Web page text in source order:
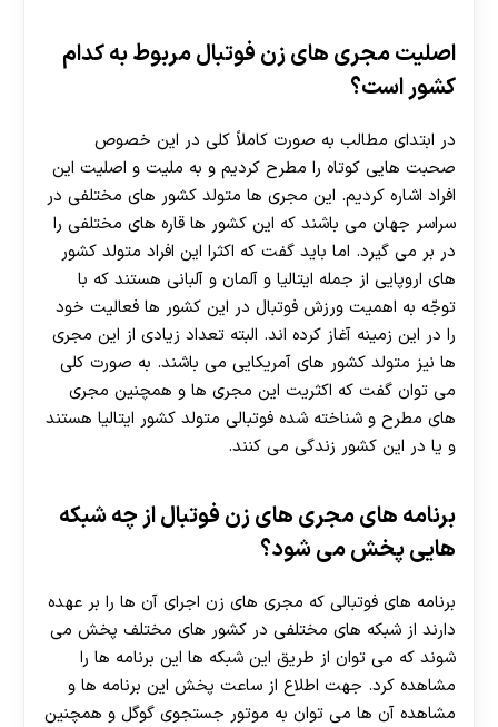
اصلیت مجری های زن فوتبال مربوط به کدام
کشور است؟
در ابتدای مطالب به صورت کاملاً کلی در این خصوص
صحبت هایی کوتاه را مطرح کردیم و به ملیت و اصلیت این
افراد اشاره کردیم. این مجری ها متولد کشور های مختلفی در
سراسر جهان می باشند که این کشور ها قاره های مختلفی را
در بر می گیرد. اما باید گفت که اکثرا این افراد متولد کشور
های اروپایی از جمله ایتالیا و آلمان و آلبانی هستند که با
توجّه به اهمیت ورزش فوتبال در این کشور ها فعالیت خود
را در این زمینه آغاز کرده اند. البته تعداد زیادی از این مجری
ها نیز متولد کشور های آمریکایی می باشند. به صورت کلی
می توان گفت که اکثریت این مجری ها و همچنین مجری
های مطرح و شناخته شده فوتبالی متولد کشور ایتالیا هستند
و یا در این کشور زندگی می کنند.
برنامه های مجری های زن فوتبال از چه شبکه
هایی پخش می شود؟
برنامه های فوتبالی که مجری های زن اجرای آن ها را بر عهده
دارند از شبکه های مختلفی در کشور های مختلف پخش می
شوند که می توان از طريق این شبکه ها این برنامه ها را
مشاهده کرد. جهت اطلاع از ساعت پخش این برنامه ها و
مشاهده آن ها می توان به موتور جستجوی گوگل و همچنین